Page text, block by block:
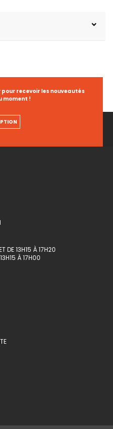
recevoir les nouveautés
moment !
DE 13H15 À 17H20
À 17H00